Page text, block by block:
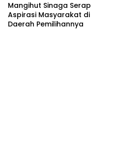
Mangihut Sinaga Serap
Aspirasi Masyarakat di
Daerah Pemilihannya